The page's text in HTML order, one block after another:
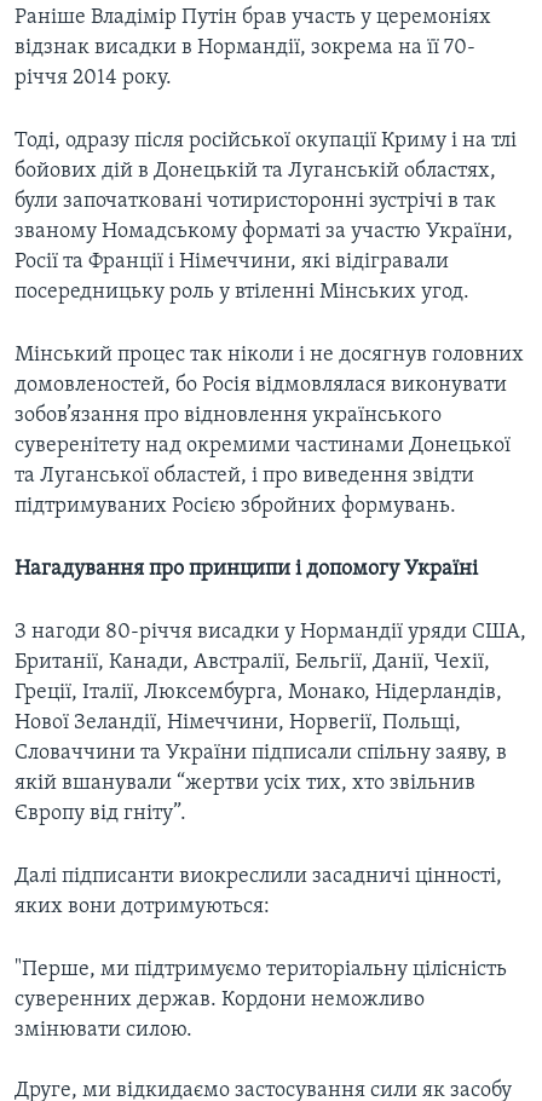
Раніше Владімір Путін брав участь у церемоніях
відзнак висадки в Нормандії, зокрема на її 70-
річчя 2014 року.
Тоді, одразу після російської окупації Криму і на тлі
бойових дій в Донецькій та Луганській областях,
були започатковані чотиристоронні зустрічі в так
званому Номадському форматі за участю України,
Росії та Франції і Німеччини, які відігравали
посередницьку роль у втіленні Мінських угод.
Мінський процес так ніколи і не досягнув головних
домовленостей, бо Росія відмовлялася виконувати
зобов’язання про відновлення українського
суверенітету над окремими частинами Донецької
та Луганської областей, і про виведення звідти
підтримуваних Росією збройних формувань.
Нагадування про принципи і допомогу Україні
З нагоди 80-річчя висадки у Нормандії уряди США,
Британії, Канади, Австралії, Бельгії, Данії, Чехії,
Греції, Італії, Люксембурга, Монако, Нідерландів,
Нової Зеландії, Німеччини, Норвегії, Польщі,
Словаччини та України підписали спільну заяву, в
якій вшанували “жертви усіх тих, хто звільнив
Європу від гніту”.
Далі підписанти виокреслили засадничі цінності,
яких вони дотримуються:
"Перше, ми підтримуємо територіальну цілісність
суверенних держав. Кордони неможливо
змінювати силою.
Друге, ми відкидаємо застосування сили як засобу